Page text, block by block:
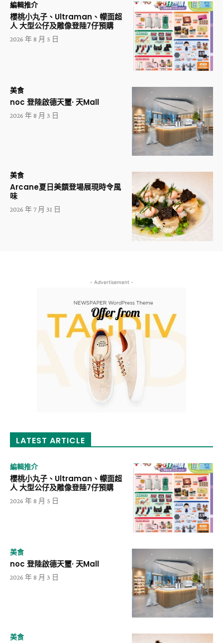
編輯推介
櫻桃小丸子、Ultraman、幪面超
人 大型公仔及雕像登陸7仔預購
2026 年 8 月 5 日
美食
noc 登陸啟德天璽· 天Mall
2026 年 8 月 3 日
美食
Arcane夏日美饌登場展現時令風
味
2026 年 7 月 31 日
- Advertisement -
LATEST ARTICLE
編輯推介
櫻桃小丸子、Ultraman、幪面超
人 大型公仔及雕像登陸7仔預購
2026 年 8 月 5 日
美食
noc 登陸啟德天璽· 天Mall
2026 年 8 月 3 日
美食